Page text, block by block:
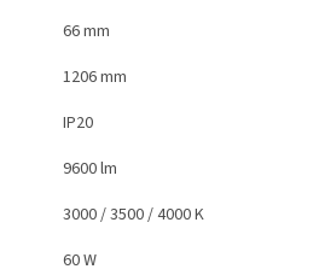
66 mm
1206 mm
IP20
9600 lm
3000 / 3500 / 4000 K
60 W